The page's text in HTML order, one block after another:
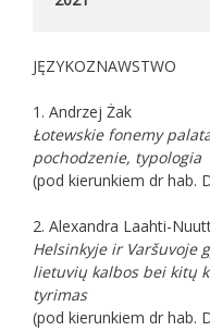
JĘZYKOZNAWSTWO
1. Andrzej Żak
Łotewskie fonemy
pochodzenie, typologia
(pod kierunkiem dr hab.
2. Alexandra Laahti-
Helsinkyje ir Varšuvoje
lietuvių kalbos bei kitų
tyrimas
(pod kierunkiem dr hab.